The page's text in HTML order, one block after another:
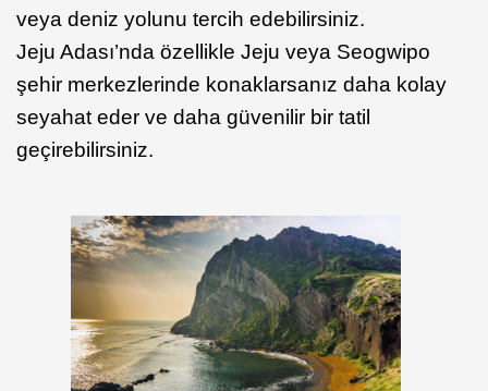
veya deniz yolunu tercih edebilirsiniz.
Jeju Adası’nda özellikle Jeju veya Seogwipo
şehir merkezlerinde konaklarsanız daha kolay
seyahat eder ve daha güvenilir bir tatil
geçirebilirsiniz.